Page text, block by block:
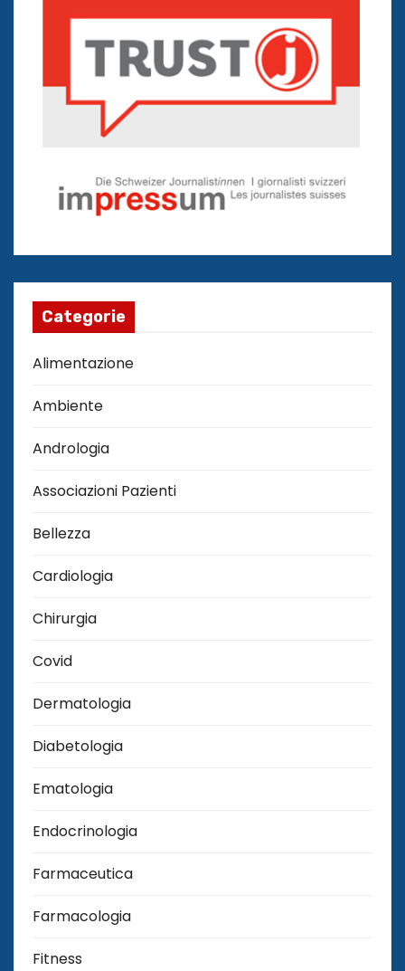
Categorie
Alimentazione
Ambiente
Andrologia
Associazioni Pazienti
Bellezza
Cardiologia
Chirurgia
Covid
Dermatologia
Diabetologia
Ematologia
Endocrinologia
Farmaceutica
Farmacologia
Fitness